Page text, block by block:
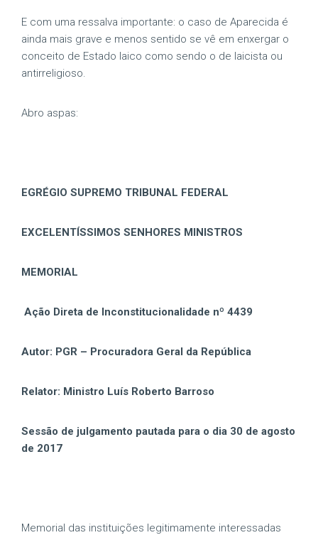
E com uma ressalva importante: o caso de Aparecida é
ainda mais grave e menos sentido se vê em enxergar o
conceito de Estado laico como sendo o de laicista ou
antirreligioso.
Abro aspas:
EGRÉGIO SUPREMO TRIBUNAL FEDERAL
EXCELENTÍSSIMOS SENHORES MINISTROS
MEMORIAL
Ação Direta de Inconstitucionalidade nº 4439
Autor: PGR – Procuradora Geral da República
Relator: Ministro Luís Roberto Barroso
Sessão de julgamento pautada para o dia 30 de agosto
de 2017
Memorial das instituições legitimamente interessadas